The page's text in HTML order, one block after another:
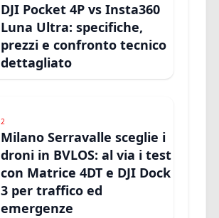
DJI Pocket 4P vs Insta360
Luna Ultra: specifiche,
prezzi e confronto tecnico
dettagliato
2
Milano Serravalle sceglie i
droni in BVLOS: al via i test
con Matrice 4DT e DJI Dock
3 per traffico ed
emergenze